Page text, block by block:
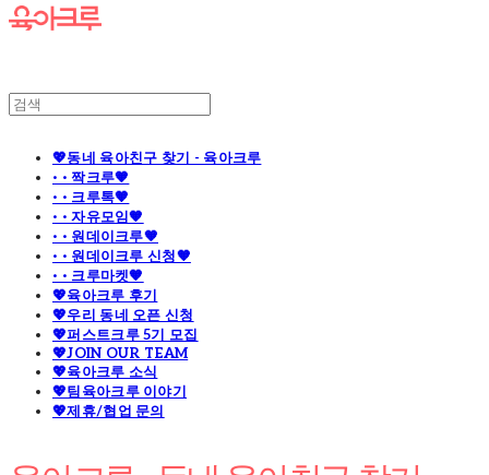
💖동네 육아친구 찾기 - 육아크루
· · 짝크루🧡
· · 크루톡🧡
· · 자유모임🧡
· · 원데이크루🧡
· · 원데이크루 신청🧡
· · 크루마켓🧡
💖육아크루 후기
💖우리 동네 오픈 신청
💖퍼스트크루 5기 모집
💖JOIN OUR TEAM
💖육아크루 소식
💖팀육아크루 이야기
💖제휴/협업 문의